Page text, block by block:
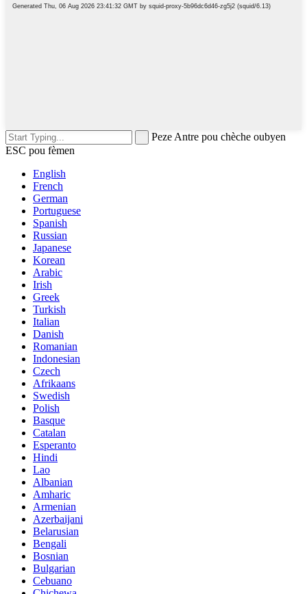
Peze Antre pou chèche oubyen
ESC pou fèmen
English
French
German
Portuguese
Spanish
Russian
Japanese
Korean
Arabic
Irish
Greek
Turkish
Italian
Danish
Romanian
Indonesian
Czech
Afrikaans
Swedish
Polish
Basque
Catalan
Esperanto
Hindi
Lao
Albanian
Amharic
Armenian
Azerbaijani
Belarusian
Bengali
Bosnian
Bulgarian
Cebuano